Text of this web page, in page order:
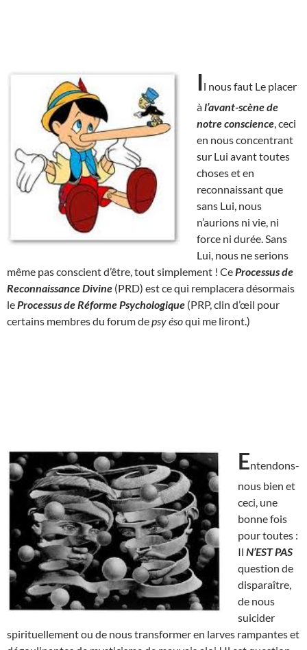
Il nous faut Le placer
àl’avant-scène de
notre conscience , ceci
en nous concentrant
sur Lui avant toutes
choses et en
reconnaissant que
sans Lui, nous
n’aurions ni vie, ni
force ni durée. Sans
Lui, nous ne serions
même pas conscient d’être, tout simplement ! Ce Processus de
Reconnaissance Divine (PRD) est ce qui remplacera désormais
le Processus de Réforme Psychologique (PRP, clin d’œil pour
certains membres du forum depsy ésoqui me liront.)
Entendons-
nous bien et
ceci, une
bonne fois
pour toutes :
Il N’EST PAS
question de
disparaître,
de nous
suicider
spirituellement ou de nous transformer en larves rampantes et